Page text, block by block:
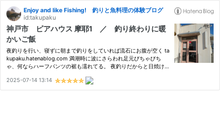
Enjoy and like Fishing! 釣りと魚料理の体験ブログ
id:takupaku
神戸市 ピアハウス 摩耶1 ／ 釣り終わりに暖
かいご飯
夜釣りを行い、寝ずに朝まで釣りをしていれば流石にお腹が空く ta
kupaku.hatenablog.com 満潮時に波にさらわれ足元びちゃびち
ゃ、何ならハーフパンツの裾も濡れてる。 夜釣りだからと日焼け
て、移動。 コンビニでコーヒーを購入し、少し休憩。 さてご飯ど
うしよ…
2025-07-14 13:14